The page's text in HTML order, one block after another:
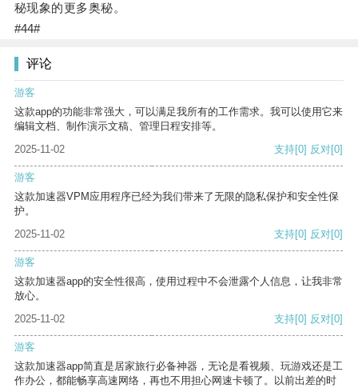
秘现象的更多奥秘。
#44#
评论
游客
这款app的功能非常强大，可以满足我所有的工作需求。我可以使用它来
编辑文档、制作演示文稿、管理日程安排等。
2025-11-02
支持[0] 反对[0]
游客
这款加速器VPM应用程序已经为我们带来了无限的隐私保护和安全性保
护。
2025-11-02
支持[0] 反对[0]
游客
这款加速器app的安全性很高，使用过程中不会泄露个人信息，让我非常
放心。
2025-11-02
支持[0] 反对[0]
游客
这款加速器app简直是居家旅行必备神器，无论是看视频、玩游戏还是工
作办公，都能畅享高速网络，再也不用担心网速卡顿了。以前出差的时